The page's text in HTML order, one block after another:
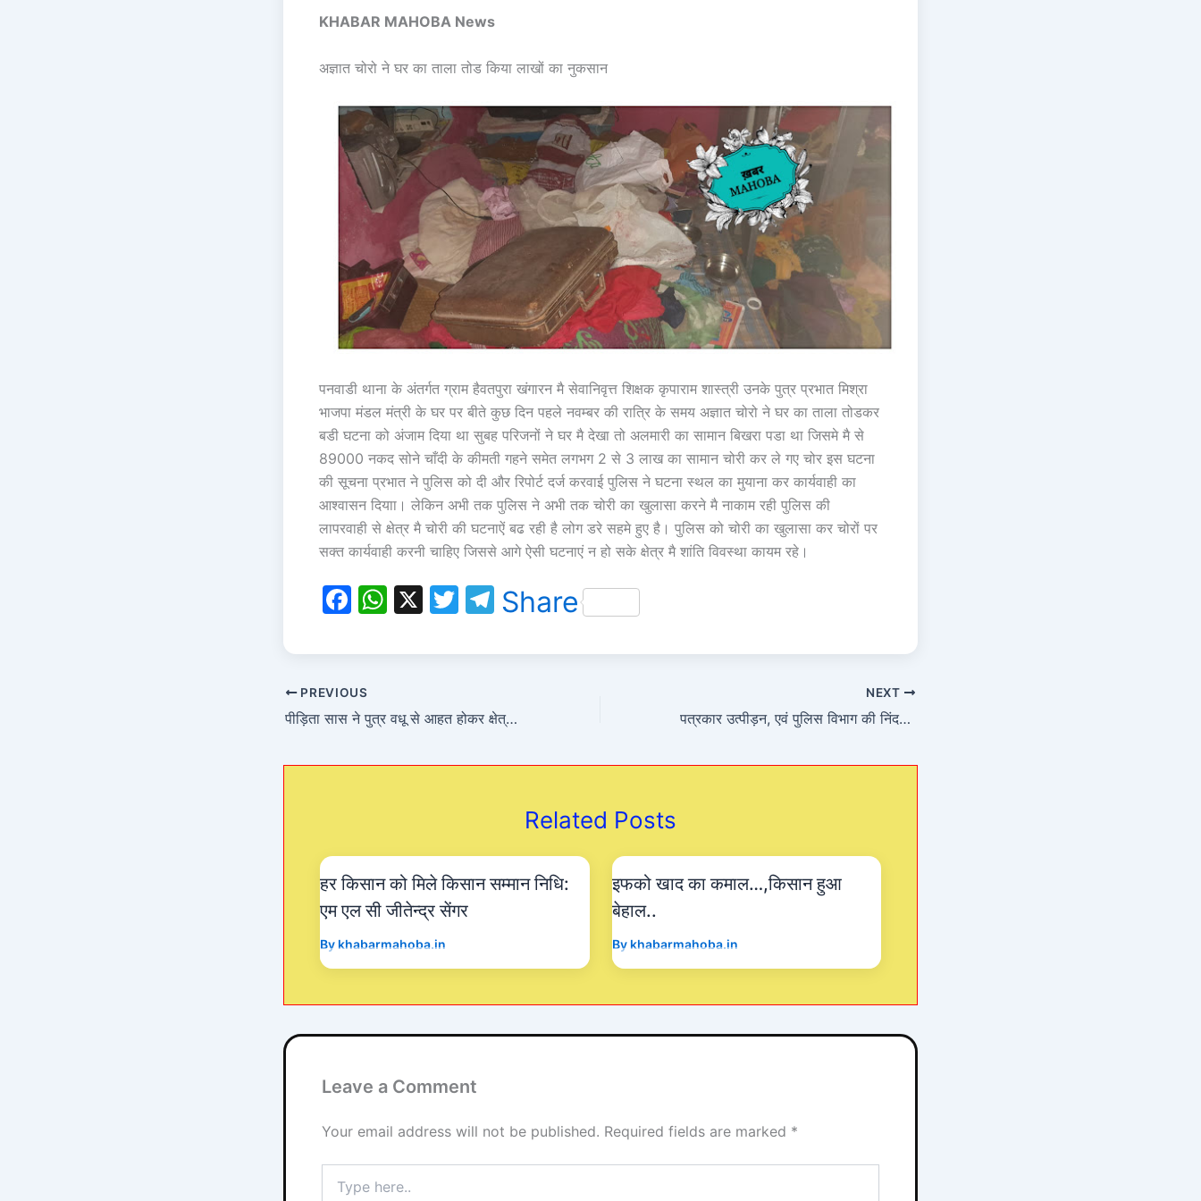
KHABAR MAHOBA News
अज्ञात चोरो ने घर का ताला तोड किया लाखों का नुकसान
पनवाडी थाना के अंतर्गत ग्राम हैवतपुरा खंगारन मै सेवानिवृत्त शिक्षक कृपाराम शास्त्री उनके पुत्र प्रभात मिश्रा
भाजपा मंडल मंत्री के घर पर बीते कुछ दिन पहले नवम्बर की रात्रि के समय अज्ञात चोरो ने घर का ताला तोडकर
बडी घटना को अंजाम दिया था सुबह परिजनों ने घर मै देखा तो अलमारी का सामान बिखरा पडा था जिसमे मै से
89000 नकद सोने चाँदी के कीमती गहने समेत लगभग 2 से 3 लाख का सामान चोरी कर ले गए चोर इस घटना
की सूचना प्रभात ने पुलिस को दी और रिपोर्ट दर्ज करवाई पुलिस ने घटना स्थल का मुयाना कर कार्यवाही का
आश्वासन दियाा। लेकिन अभी तक पुलिस ने अभी तक चोरी का खुलासा करने मै नाकाम रही पुलिस की
लापरवाही से क्षेत्र मै चोरी की घटनाऐं बढ रही है लोग डरे सहमे हुए है। पुलिस को चोरी का खुलासा कर चोरों पर
सक्त कार्यवाही करनी चाहिए जिससे आगे ऐसी घटनाएं न हो सके क्षेत्र मै शांति विवस्था कायम रहे।
F
c
e
b
o
W
at
A
p
X
T
itt
T
e
a
Share
PREVIOUS
पीड़िता सास ने पुत्र वधू से आहत होकर क्षेत्राधिकारी कुलपहाड़ को दी तहरीर
NEXT
पत्रकार उत्पीड़न, एवं पुलिस विभाग की निंदनीय कार्यशैली से आक्रोशित पत्रकार बंधुओं ने सम्मिलित रूप से दिया एस पी महोदया सुधा सिंह को ज्ञापन
Related Posts
हर किसान को मिले किसान सम्मान निधि:
एम एल सी जीतेन्द्र सेंगर
By khabarmahoba.in
इफको खाद का कमाल…,किसान हुआ
बेहाल..
By khabarmahoba.in
Leave a Comment
Your email address will not be published. Required fields are marked *
here..